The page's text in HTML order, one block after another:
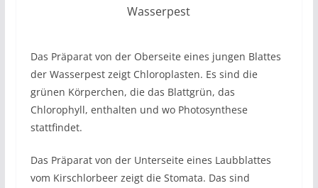
Wasserpest
Das Präparat von der Oberseite eines jungen Blattes
der Wasserpest zeigt Chloroplasten. Es sind die
grünen Körperchen, die das Blattgrün, das
Chlorophyll, enthalten und wo Photosynthese
stattfindet.
Das Präparat von der Unterseite eines Laubblattes
vom Kirschlorbeer zeigt die Stomata. Das sind